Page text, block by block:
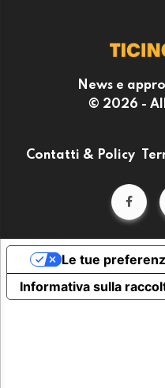
News e
© 2026 -
Contatti & Policy
Informativa sulla
Le tue